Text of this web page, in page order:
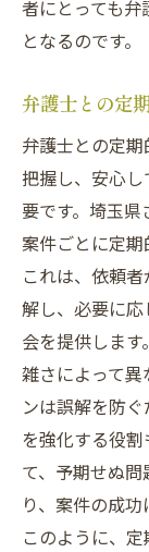
者にとっても
となるのです。
弁護士との定
弁護士との定
把握し、安心
要です。埼玉県
案件ごとに定期
これは、依頼
解し、必要に
会を提供しま
雑さによって
ンは誤解を防
を強化する役
て、予期せぬ
り、案件の成
このように、